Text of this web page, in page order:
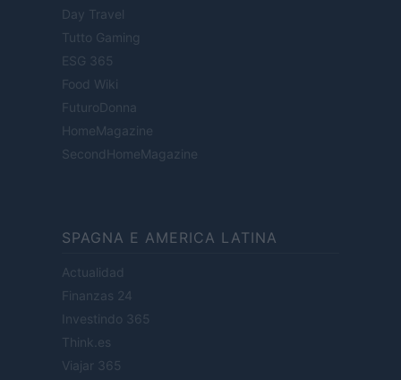
Day Travel
Tutto Gaming
ESG 365
Food Wiki
FuturoDonna
HomeMagazine
SecondHomeMagazine
SPAGNA E AMERICA LATINA
Actualidad
Finanzas 24
Investindo 365
Think.es
Viajar 365